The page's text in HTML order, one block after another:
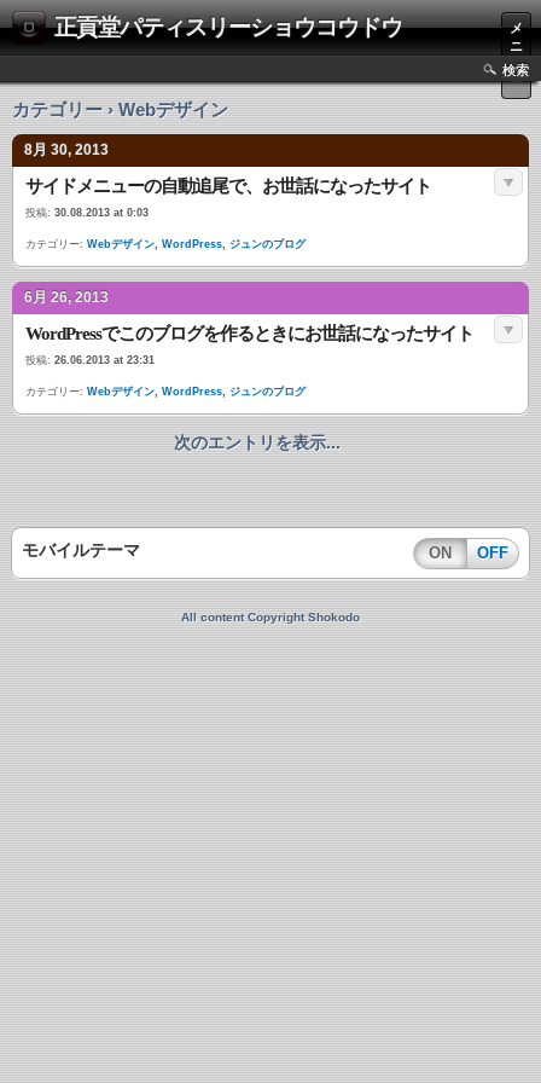
正貢堂パティスリーショウコウドウ
メ
ニ
ュ
ー
検索
カテゴリー › Webデザイン
8月 30, 2013
サイドメニューの自動追尾で、お世話になったサイト
投稿: 30.08.2013 at 0:03
カテゴリー: Webデザイン, WordPress, ジュンのブログ
6月 26, 2013
WordPressでこのブログを作るときにお世話になったサイト
投稿: 26.06.2013 at 23:31
カテゴリー: Webデザイン, WordPress, ジュンのブログ
次のエントリを表示...
モバイルテーマ ON OFF
All content Copyright Shokodo